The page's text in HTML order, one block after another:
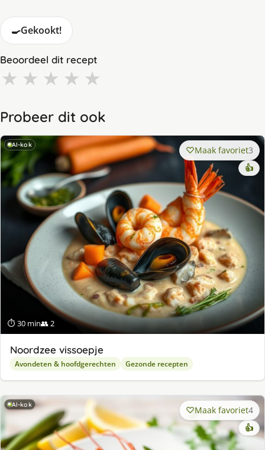
🍳Gekookt!
Beoordeel dit recept
★ ★ ★ ★ ★
Probeer dit ook
AI-kok
⏱ 30 min👥 2
Maak favoriet3
👍
Noordzee vissoepje
Avondeten & hoofdgerechten Gezonde recepten
AI-kok Maak favoriet4
👍